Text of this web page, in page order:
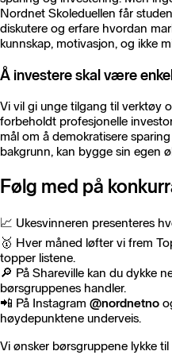
Nordnet Skoleduellen får
diskutere og erfare hvordan
kunnskap, motivasjon, og ikke
Å investere skal være
Vi vil gi unge tilgang til verktøy
forbeholdt profesjonelle
mål om å demokratisere
bakgrunn, kan bygge sin egen
Følg med på
📈 Ukesvinneren presenteres
🥇 Hver måned løfter vi frem
topper listene.
🔎 På Shareville kan du dykke
børsgruppenes handler.
📲 På Instagram @nordnetno
høydepunktene underveis.
Vi ønsker børsgruppene lykke